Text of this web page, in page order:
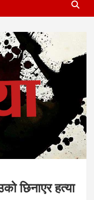
छिनाएर हत्या